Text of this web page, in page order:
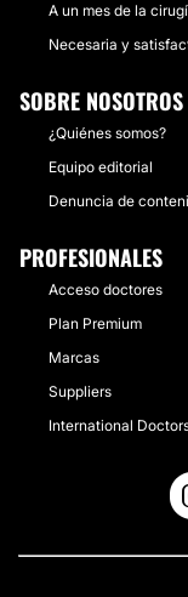
A un mes de la
Necesaria y
SOBRE NOSOTROS
¿Quiénes somos?
Equipo editorial
Denuncia de
PROFESIONALES
Acceso doctores
Plan Premium
Marcas
Suppliers
International